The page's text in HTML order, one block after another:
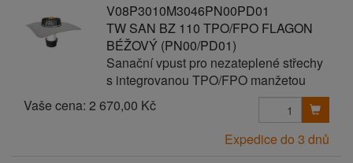
V08P3010M3046PN00PD01
TW SAN BZ 110 TPO/FPO FLAGON
BÉŽOVÝ (PN00/PD01)
Sanační vpust pro nezateplené střechy
s integrovanou TPO/FPO manžetou
Vaše cena: 2 670,00 Kč
Expedice do 3 dnů